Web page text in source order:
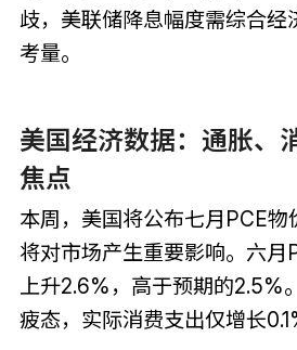
歧，美联储降息幅度需综合经
考量。
美国经济数据：通胀、
焦点
本周，美国将公布七月PCE物
将对市场产生重要影响。六月
上升2.6%，高于预期的2.5%
疲态，实际消费支出仅增长